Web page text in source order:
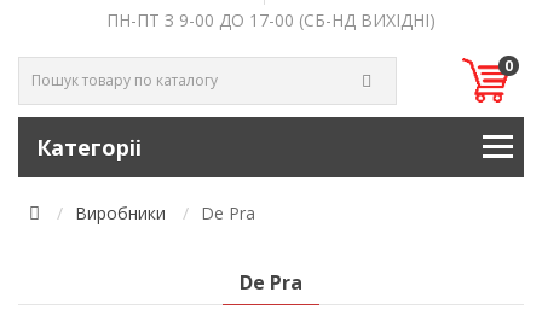
ПН-ПТ З 9-00 ДО 17-00 (СБ-НД ВИХІДНІ)
0
Категоріі
Виробники De Pra
De Pra